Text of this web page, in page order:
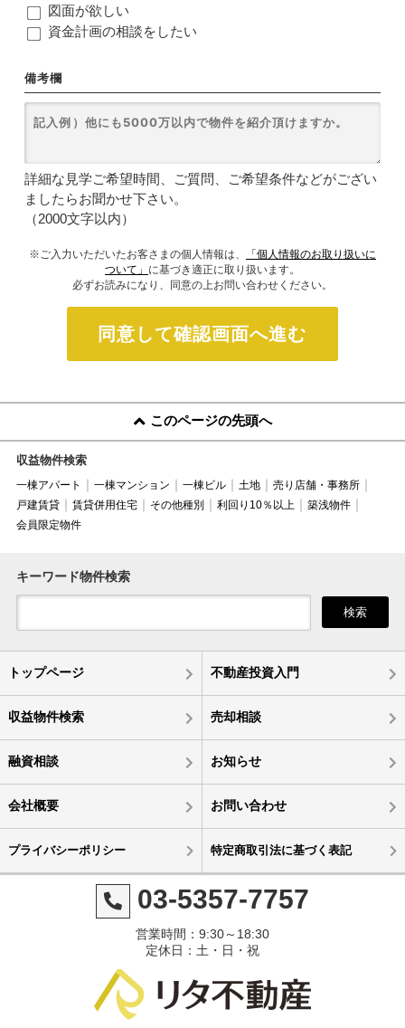
図面が欲しい
資金計画の相談をしたい
備考欄
詳細な見学ご希望時間、ご質問、ご希望条件などがござい
ましたらお聞かせ下さい。
（2000文字以内）
※ご入力いただいたお客さまの個人情報は、
「個人情報のお取り扱いに
ついて」 に基づき適正に取り扱います。
必ずお読みになり、同意の上お問い合わせください。
同意して確認画面へ進む
このページの先頭へ
収益物件検索
一棟アパート 一棟マンション 一棟ビル 土地
売り店舗・事務所
戸建賃貸
賃貸併用住宅 その他種別 利回り10％以上
築浅物件
会員限定物件
キーワード物件検索
検索
トップページ 不動産投資入門
収益物件検索 売却相談
融資相談 お知らせ
会社概要 お問い合わせ
プライバシーポリシー 特定商取引法に基づく表記
03-5357-7757
営業時間：9:30～18:30
定休日：土・日・祝